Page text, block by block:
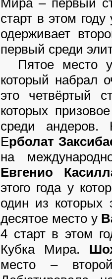
старт в этом
одерживает
первый среди
Пятое место
который набрал
это четвёртый
которых
среди андеров.
Ерболат
на
Евгенио
этого года у
один из которых
десятое место у
4 старт в этом
Кубка Мира.
место –